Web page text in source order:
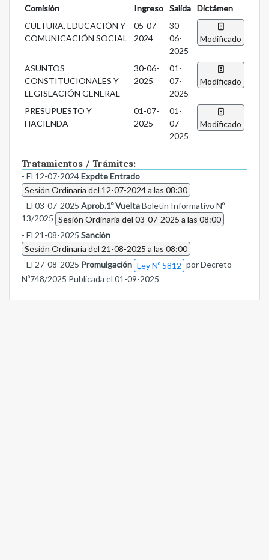
Comisión Ingreso Salida
Dictámen
CULTURA, EDUCACIÓN Y
COMUNICACIÓN SOCIAL
05-07-
2024
30-
06-
2025
Modificado
ASUNTOS
CONSTITUCIONALES Y
LEGISLACIÓN GENERAL
30-06-
2025
01-
07-
2025
Modificado
PRESUPUESTO Y
HACIENDA
01-07-
2025
01-
07-
2025
Modificado
Tratamientos / Trámites:
- El 12-07-2024Expdte Entrado
Sesión Ordinaria del 12-07-2024 a las 08:30
- El 03-07-2025 Aprob.1º VueltaBoletín Informativo Nº
13/2025 Sesión Ordinaria del 03-07-2025 a las 08:00
- El 21-08-2025 Sanción
Sesión Ordinaria del 21-08-2025 a las 08:00
- El 27-08-2025 Promulgación Ley Nº 5812 por Decreto
Nº748/2025 Publicada el 01-09-2025